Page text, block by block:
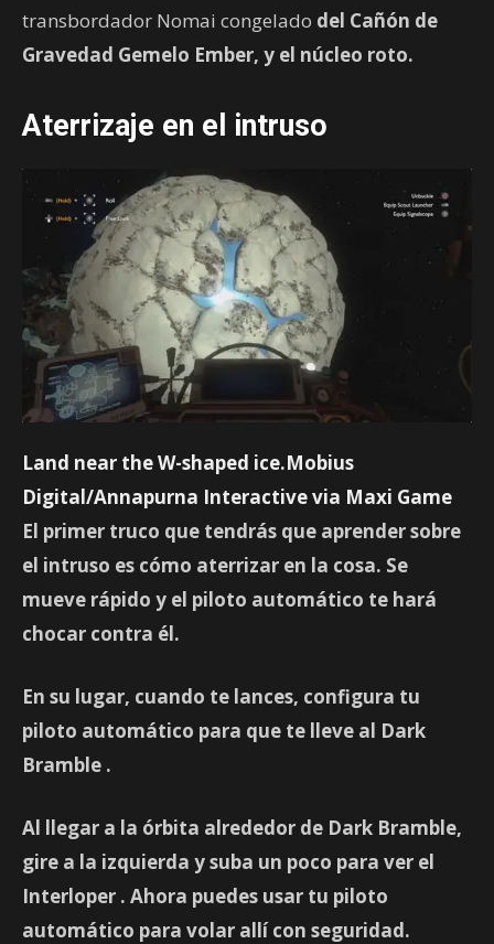
transbordador Nomai congelado del Cañón de
Gravedad Gemelo Ember, y el núcleo roto.
Aterrizaje en el intruso
Land near the W-shaped ice.Mobius
Digital/Annapurna Interactive via Maxi Game
El primer truco que tendrás que aprender sobre
el intruso es cómo aterrizar en la cosa. Se
mueve rápido y el piloto automático te hará
chocar contra él.
En su lugar, cuando te lances, configura tu
piloto automático para que te lleve al Dark
Bramble .
Al llegar a la órbita alrededor de Dark Bramble,
gire a la izquierda y suba un poco para ver el
Interloper . Ahora puedes usar tu piloto
automático para volar allí con seguridad.